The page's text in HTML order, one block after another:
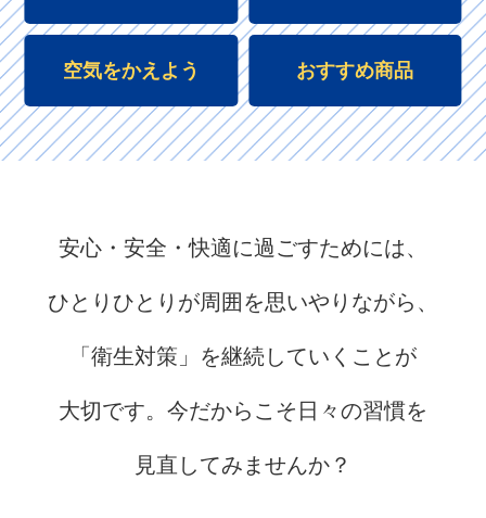
空気をかえよう おすすめ商品
安心・安全・快適に過ごすためには、
ひとりひとりが周囲を思いやりながら、
「衛生対策」を継続していくことが
大切です。 今だからこそ 日々の習慣を
見直してみませんか？